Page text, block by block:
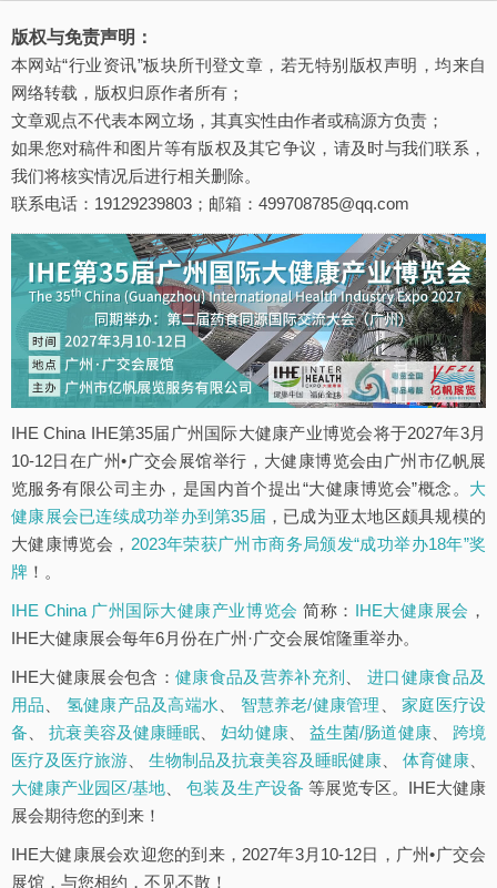
版权与免责声明：
本网站“行业资讯”板块所刊登文章，若无特别版权声明，均来自
网络转载，版权归原作者所有；
文章观点不代表本网立场，其真实性由作者或稿源方负责；
如果您对稿件和图片等有版权及其它争议，请及时与我们联系，
我们将核实情况后进行相关删除。
联系电话：19129239803；邮箱：499708785@qq.com
IHE China IHE第35届广州国际大健康产业博览会将于2027年3月
10-12日在广州•广交会展馆举行，大健康博览会由广州市亿帆展
览服务有限公司主办，是国内首个提出“大健康博览会”概念。 大
健康展会已连续成功举办到第35届 ，已成为亚太地区颇具规模的
大健康博览会， 2023年荣获广州市商务局颁发“成功举办18年”奖
牌 ！。
IHE China 广州国际大健康产业博览会 简称： IHE大健康展会 ，
IHE大健康展会每年6月份在广州·广交会展馆隆重举办。
IHE大健康展会包含： 健康食品及营养补充剂 、进口健康食品及
用品
氢健康产品及高端水 智慧养老/健康管理 、家庭医疗设
备 、抗衰美容及健康睡眠 、妇幼健康、 益生菌/肠道健康、 跨境
医疗及医疗旅游
生物制品及抗衰美容及睡眠健康 体育健康
大健康产业园区/基地 、包装及生产设备 等展览专区。IHE大健康
展会期待您的到来！
IHE大健康展会欢迎您的到来，2027年3月10-12日，广州•广交会
展馆，与您相约，不见不散！